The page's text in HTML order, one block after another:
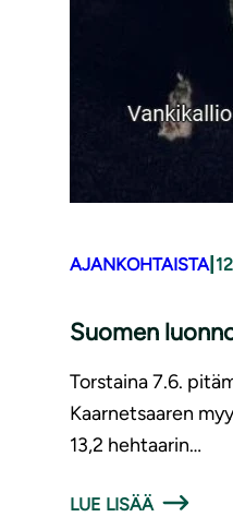
AJANKOHTAISTA|
Suomen
Torstaina 7.6.
Kaarnetsaaren
13,2 hehtaarin…
LUE LISÄÄ